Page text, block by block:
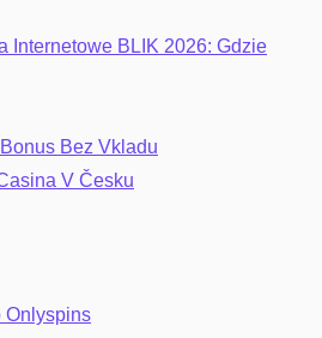
Internetowe BLIK 2026: Gdzie
Bez Vkladu
V Česku
Onlyspins